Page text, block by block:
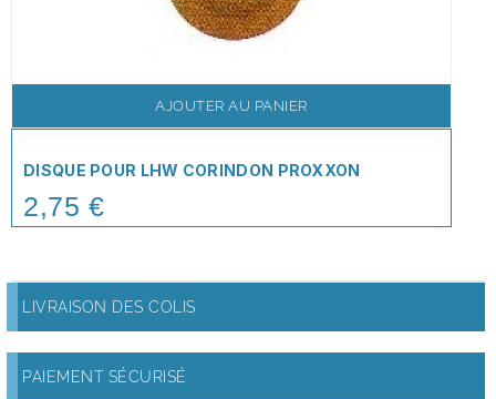
AJOUTER AU PANIER
DISQUE POUR LHW CORINDON PROXXON
Price
2,75 €
LIVRAISON DES COLIS
PAIEMENT SÉCURISÉ